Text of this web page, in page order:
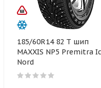
185/60R14 82 T шип
MAXXIS NP5 Premitra
Nord